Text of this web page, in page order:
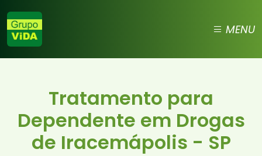
MENU
Tratamento para
Dependente em Drogas
de Iracemápolis - SP